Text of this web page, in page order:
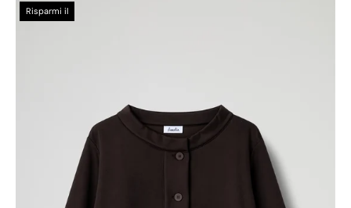
CONTRASTO
TESSUTO
Risparmi il